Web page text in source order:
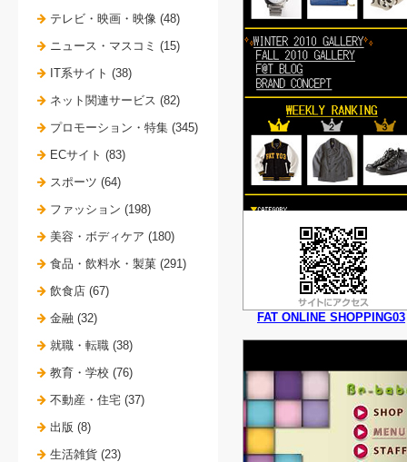
FAT ONLINE SHOPPING03
テレビ・映画・映像 (48)
ニュース・マスコミ (15)
IT系サイト (38)
ネット関連サービス (82)
プロモーション・特集 (345)
ECサイト (83)
スポーツ (64)
ファッション (198)
美容・ボディケア (180)
食品・飲料水・製菓 (291)
飲食店 (67)
金融 (32)
就職・転職 (38)
教育・学校 (76)
不動産・住宅 (37)
出版 (8)
生活雑貨 (23)